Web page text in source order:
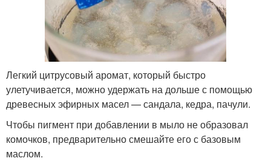
Легкий цитрусовый аромат, который быстро
улетучивается, можно удержать на дольше с помощью
древесных эфирных масел — сандала, кедра, пачули.
Чтобы пигмент при добавлении в мыло не образовал
комочков, предварительно смешайте его с базовым
маслом.